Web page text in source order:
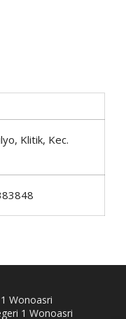
Klitik, Kec.
Wonoasri
1 Wonoasri